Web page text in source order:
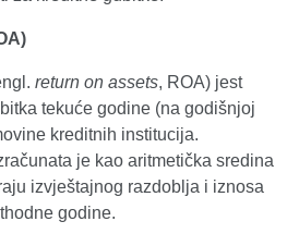
return on assets, ROA) jest
tekuće godine (na godišnjoj
kreditnih institucija.
je kao aritmetička sredina
izvještajnog razdoblja i iznosa
godine.